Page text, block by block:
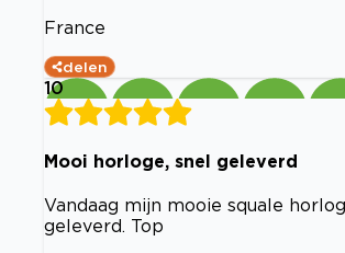
France
delen
10
Mooi horloge, snel geleverd
Vandaag mijn mooie squale
geleverd. Top